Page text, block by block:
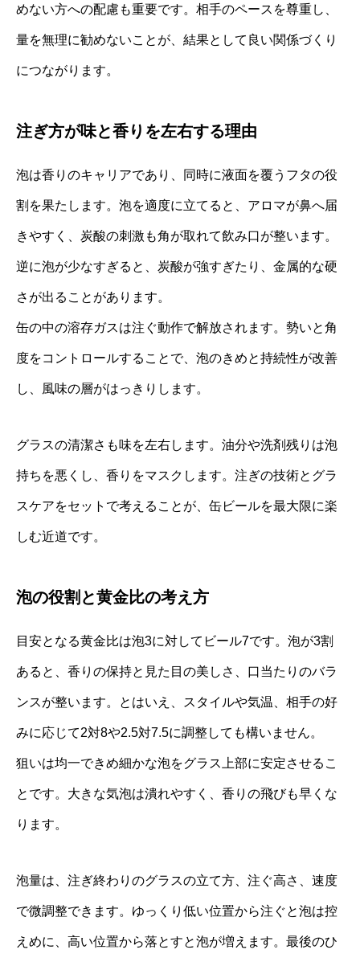
めない方への配慮も重要です。相手のペースを尊重し、
量を無理に勧めないことが、結果として良い関係づくり
につながります。
注ぎ方が味と香りを左右する理由
泡は香りのキャリアであり、同時に液面を覆うフタの役
割を果たします。泡を適度に立てると、アロマが鼻へ届
きやすく、炭酸の刺激も角が取れて飲み口が整います。
逆に泡が少なすぎると、炭酸が強すぎたり、金属的な硬
さが出ることがあります。
缶の中の溶存ガスは注ぐ動作で解放されます。勢いと角
度をコントロールすることで、泡のきめと持続性が改善
し、風味の層がはっきりします。
グラスの清潔さも味を左右します。油分や洗剤残りは泡
持ちを悪くし、香りをマスクします。注ぎの技術とグラ
スケアをセットで考えることが、缶ビールを最大限に楽
しむ近道です。
泡の役割と黄金比の考え方
目安となる黄金比は泡3に対してビール7です。泡が3割
あると、香りの保持と見た目の美しさ、口当たりのバラ
ンスが整います。とはいえ、スタイルや気温、相手の好
みに応じて2対8や2.5対7.5に調整しても構いません。
狙いは均一できめ細かな泡をグラス上部に安定させるこ
とです。大きな気泡は潰れやすく、香りの飛びも早くな
ります。
泡量は、注ぎ終わりのグラスの立て方、注ぐ高さ、速度
で微調整できます。ゆっくり低い位置から注ぐと泡は控
えめに、高い位置から落とすと泡が増えます。最後のひ